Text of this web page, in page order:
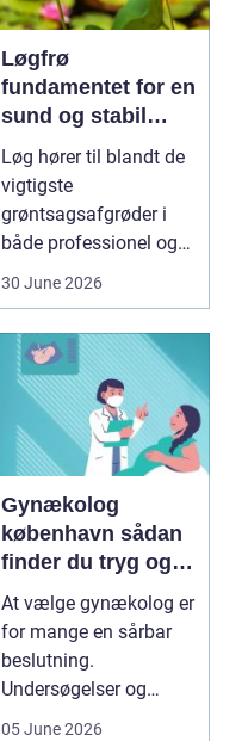
Løgfrø
fundamentet for en
sund og stabil
løgavl
Løg hører til blandt de
vigtigste
grøntsagsafgrøder i
både professionel og
hobbybaseret
30 June 2026
Gynækolog
københavn sådan
finder du tryg og
professionel hjælp
At vælge gynækolog er
for mange en sårbar
beslutning.
Undersøgelser og
behandlinger foregår i
05 June 2026